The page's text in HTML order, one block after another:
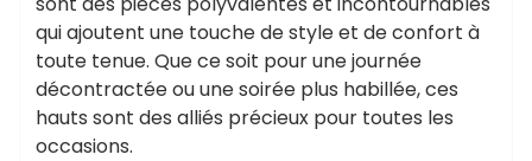
qui ajoutent une touche de style et de confort à
toute tenue. Que ce soit pour une journée
décontractée ou une soirée plus habillée, ces
hauts sont des alliés précieux pour toutes les
occasions.